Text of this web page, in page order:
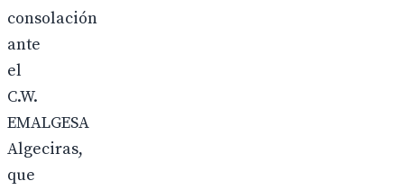
consolación
ante
el
C.W.
EMALGESA
Algeciras,
que